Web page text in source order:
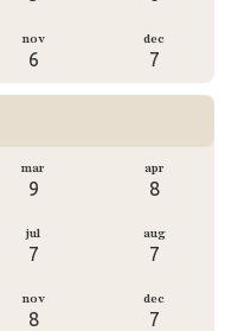
nov
6
dec
7
mar
9
apr
8
jul
7
aug
7
nov
8
dec
7